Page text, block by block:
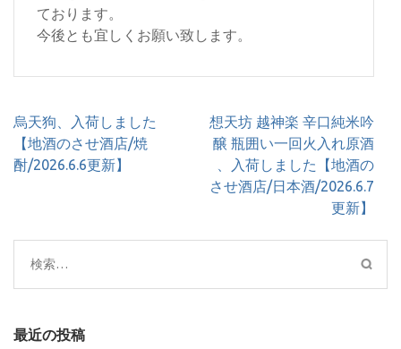
ております。
今後とも宜しくお願い致します。
投
稿
ナ
ョ
ン
烏天狗、入荷しました
【地酒のさせ酒店/焼
酎/2026.6.6更新】
想天坊 越神楽 辛口純米吟
醸 瓶囲い一回火入れ原酒
、入荷しました【地酒の
させ酒店/日本酒/2026.6.7
更新】
検
索:
最近の投稿